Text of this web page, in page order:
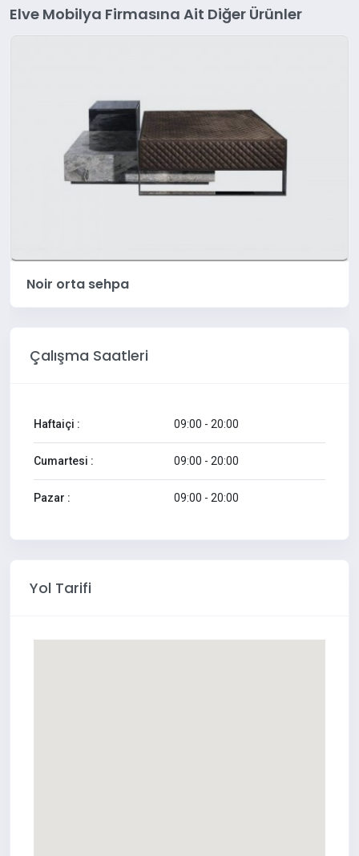
Elve Mobilya Firmasına Ait Diğer Ürünler
Noir orta sehpa
Çalışma Saatleri
Haftaiçi : 09:00 - 20:00
Cumartesi : 09:00 - 20:00
Pazar : 09:00 - 20:00
Yol Tarifi